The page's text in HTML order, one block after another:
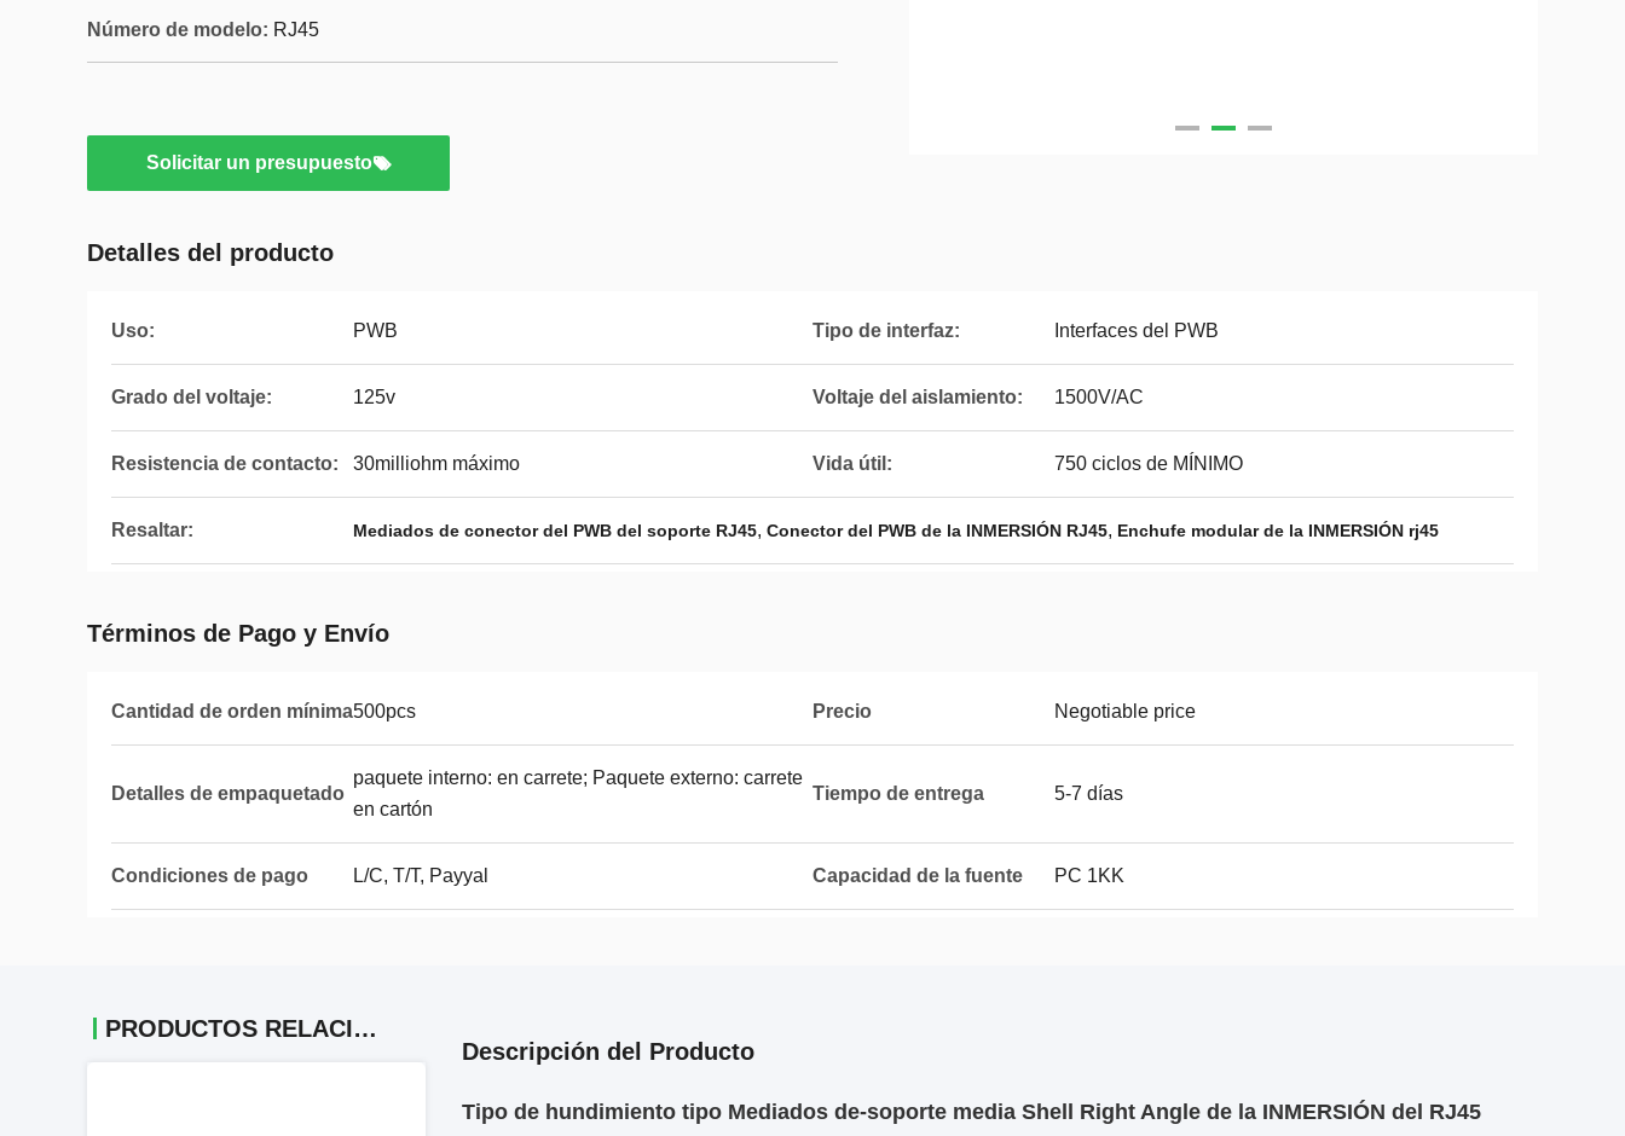
Número de modelo: RJ45
Solicitar un presupuesto
Detalles del producto
Uso: PWB Tipo de interfaz: Interfaces del PWB
Grado del voltaje: 125v Voltaje del aislamiento: 1500V/AC
Resistencia de contacto: 30milliohm máximo Vida útil: 750 ciclos de MÍNIMO
Resaltar: Mediados de conector del PWB del soporte RJ45, Conector del PWB de la INMERSIÓN RJ45, Enchufe modular de la INMERSIÓN rj45
Términos de Pago y Envío
Cantidad de orden mínima500pcs Precio Negotiable price
Detalles de empaquetado
paquete interno: en carrete; Paquete externo: carrete
en cartón
Tiempo de entrega 5-7 días
Condiciones de pago L/C, T/T, Payyal Capacidad de la fuente PC 1KK
PRODUCTOS RELACIONADOS
Descripción del Producto
Tipo de hundimiento tipo Mediados de-soporte media Shell Right Angle de la INMERSIÓN del RJ45